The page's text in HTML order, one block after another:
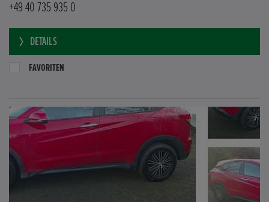
+49 40 735 935 0
DETAILS
FAVORITEN